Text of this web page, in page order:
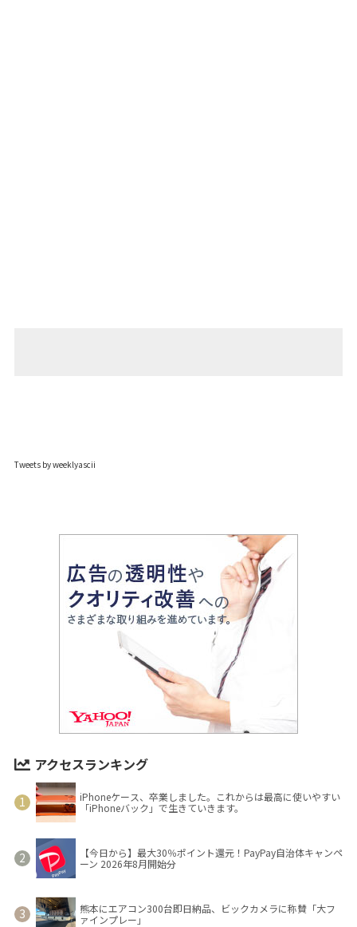
Tweets by weeklyascii
アクセスランキング
iPhoneケース、卒業しました。これからは最高に使いやすい
「iPhoneバック」で生きていきます。
【今日から】最大30％ポイント還元！PayPay自治体キャンペ
ーン 2026年8月開始分
熊本にエアコン300台即日納品、ビックカメラに称賛「大フ
ァインプレー」